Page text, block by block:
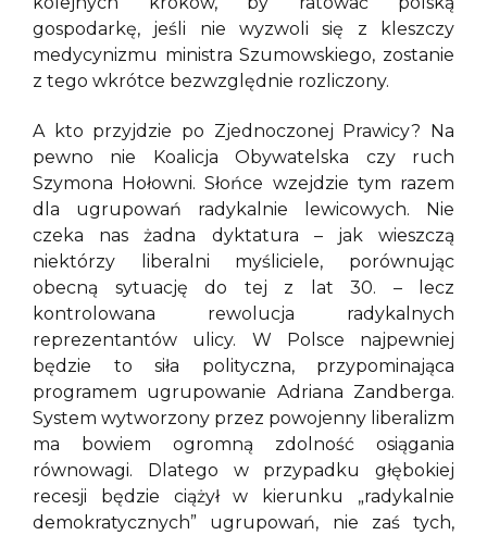
gospodarkę, jeśli nie wyzwoli się z kleszczy
medycynizmu ministra Szumowskiego, zostanie
z tego wkrótce bezwzględnie rozliczony.
A kto przyjdzie po Zjednoczonej Prawicy? Na
pewno nie Koalicja Obywatelska czy ruch
Szymona Hołowni. Słońce wzejdzie tym razem
dla ugrupowań radykalnie lewicowych. Nie
czeka nas żadna dyktatura – jak wieszczą
niektórzy liberalni myśliciele, porównując
obecną sytuację do tej z lat 30. – lecz
kontrolowana rewolucja radykalnych
reprezentantów ulicy. W Polsce najpewniej
będzie to siła polityczna, przypominająca
programem ugrupowanie Adriana Zandberga.
System wytworzony przez powojenny liberalizm
ma bowiem ogromną zdolność osiągania
równowagi. Dlatego w przypadku głębokiej
recesji będzie ciążył w kierunku „radykalnie
demokratycznych” ugrupowań, nie zaś tych,